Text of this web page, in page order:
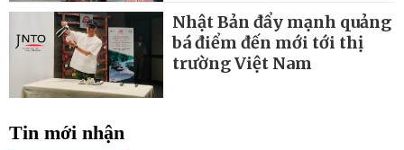
Nhật Bản đẩy mạnh quảng
bá điểm đến mới tới thị
trường Việt Nam
Tin mới nhận